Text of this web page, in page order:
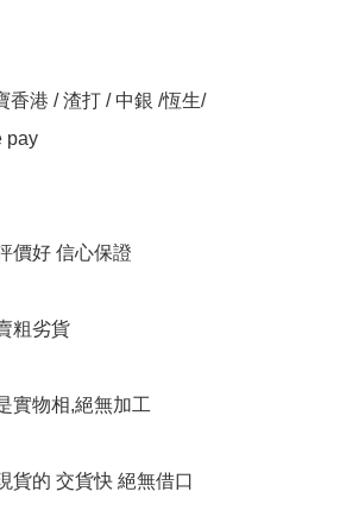
香港 / 渣打 / 中銀 /恆生/
pay
價好 信心保證
粗劣貨
實物相,絕無加工
貨的 交貨快 絕無借口